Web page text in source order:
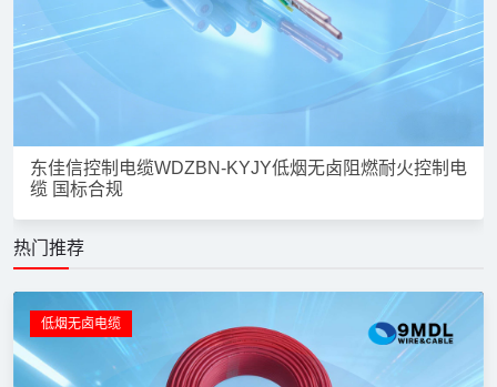
东佳信控制电缆WDZBN-KYJY低烟无卤阻燃耐火控制电
缆 国标合规
热门推荐
低烟无卤电缆